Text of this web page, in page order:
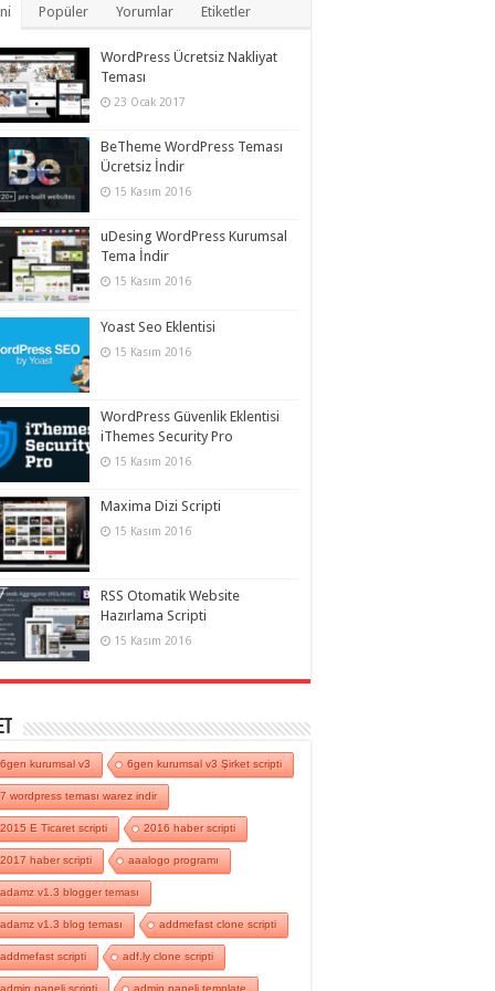
Popüler Yorumlar Etiketler
WordPress Ücretsiz Nakliyat
Teması
23 Ocak 2017
BeTheme WordPress Teması
Ücretsiz İndir
15 Kasım 2016
uDesing WordPress Kurumsal
Tema İndir
15 Kasım 2016
Yoast Seo Eklentisi
15 Kasım 2016
WordPress Güvenlik Eklentisi
iThemes Security Pro
15 Kasım 2016
Maxima Dizi Scripti
15 Kasım 2016
RSS Otomatik Website
Hazırlama Scripti
15 Kasım 2016
6gen kurumsal v3 6gen kurumsal v3 Şirket scripti
7 wordpress teması warez indir
2015 E Ticaret scripti 2016 haber scripti
2017 haber scripti aaalogo programı
adamz v1.3 blogger teması
adamz v1.3 blog teması addmefast clone scripti
addmefast scripti adf.ly clone scripti
admin paneli scripti admin paneli template